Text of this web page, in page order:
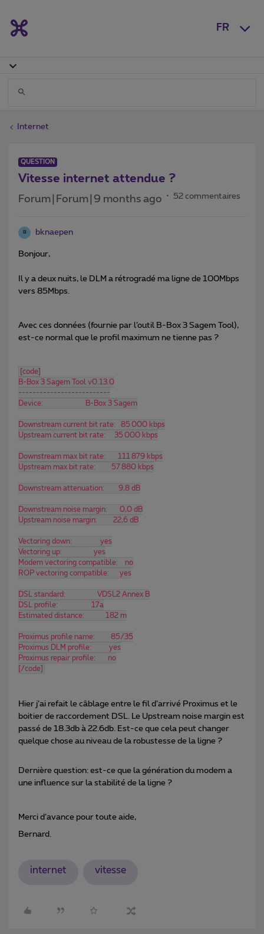
FR
Internet
QUESTION
Vitesse internet attendue ?
Forum|Forum|9 months ago 52 commentaires
B bknaepen
Bonjour,
Il y a deux nuits, le DLM a rétrogradé ma ligne de 100Mbps
vers 85Mbps.
Avec ces données (fournie par l’outil B-Box 3 Sagem Tool),
est-ce normal que le profil maximum ne tienne pas ?
[code]
B-Box 3 Sagem Tool v0.13.0
--------------------------
Device:                        B-Box 3 Sagem
Downstream current bit rate:   85 000 kbps
Upstream current bit rate:     35 000 kbps
Downstream max bit rate:       111 879 kbps
Upstream max bit rate:         57 880 kbps
Downstream attenuation:        9,8 dB
Downstream noise margin:       0,0 dB
Upstream noise margin:         22,6 dB
Vectoring down:                yes
Vectoring up:                  yes
Modem vectoring compatible:    no
ROP vectoring compatible:      yes
DSL standard:                  VDSL2 Annex B
DSL profile:                   17a
Estimated distance:            182 m
Proximus profile name:         85/35
Proximus DLM profile:          yes
Proximus repair profile:       no
[/code]
Hier j’ai refait le câblage entre le fil d’arrivé Proximus et le
boitier de raccordement DSL. Le Upstream noise margin est
passé de 18.3db à 22.6db. Est-ce que cela peut changer
quelque chose au niveau de la robustesse de la ligne ?
Dernière question: est-ce que la génération du modem a
une influence sur la stabilité de la ligne ?
Merci d’avance pour toute aide,
Bernard.
internet vitesse